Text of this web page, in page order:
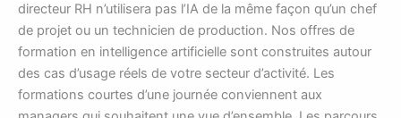
directeur RH n’utilisera pas l’IA de la même façon qu’un chef
de projet ou un technicien de production. Nos offres de
formation en intelligence artificielle sont construites autour
des cas d’usage réels de votre secteur d’activité. Les
formations courtes d’une journée conviennent aux